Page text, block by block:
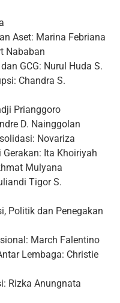
Aset: Marina Febriana
Nababan
GCG: Nurul Huda S.
Chandra S.
Prianggoro
D. Nainggolan
Novariza
Ita Khoiriyah
Mulyana
Tigor S.
Politik dan Penegakan
March Falentino
Lembaga: Christie
Rizka Anungnata